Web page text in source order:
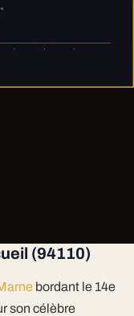
(94110)
bordant le 14e
son célèbre